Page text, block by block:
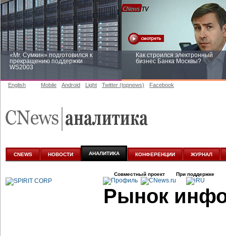
«Mr. Сумкин» подготовился к
прекращению поддержки
WS2003
Как строился электронный
бизнес Банка Москвы?
аналитике
English Mobile Android Light Twitter (topnews) Facebook
CNEWS НОВОСТИ АНАЛИТИКА КОНФЕРЕНЦИИ ЖУРНАЛ
Совместный проект При поддержке
Рынок